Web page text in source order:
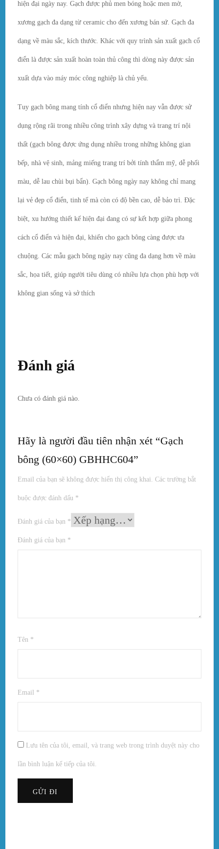
hiện đại ngày nay. Gạch được phủ men bóng hoặc men mờ,
xương gạch đa dạng từ ceramic cho đến xương bán sứ. Gạch đa
dạng về màu sắc, kích thước. Khác với quy trình sản xuất gạch cổ
điển là được sản xuất hoàn toàn thủ công thì dòng này được sản
xuất dựa vào máy móc công nghiệp là chủ yếu.
Tuy gạch bông mang tính cổ điển nhưng hiện nay vẫn được sử
dụng rộng rãi trong nhiều công trình xây dựng và trang trí nội
thất (gạch bông được ứng dụng nhiều trong những không gian
bếp, nhà vệ sinh, mảng miếng trang trí bởi tính thẩm mỹ, dễ phối
màu, dễ lau chùi bụi bẩn). Gạch bông ngày nay không chỉ mang
lại vẻ đẹp cổ điển, tinh tế mà còn có độ bền cao, dễ bảo trì. Đặc
biệt, xu hướng thiết kế hiện đại đang có sự kết hợp giữa phong
cách cổ điển và hiện đại, khiến cho gạch bông càng được ưa
chuộng. Các mẫu gạch bông ngày nay cũng đa dạng hơn về màu
sắc, họa tiết, giúp người tiêu dùng có nhiều lựa chọn phù hợp với
không gian sống và sở thích
Đánh giá
Chưa có đánh giá nào.
Hãy là người đầu tiên nhận xét “Gạch
bông (60×60) GBHHC604”
Email của bạn sẽ không được hiển thị công khai. Các trường bắt
buộc được đánh dấu *
Đánh giá của bạn *
Đánh giá của bạn *
Tên *
Email *
Lưu tên của tôi, email, và trang web trong trình duyệt này cho
lần bình luận kế tiếp của tôi.